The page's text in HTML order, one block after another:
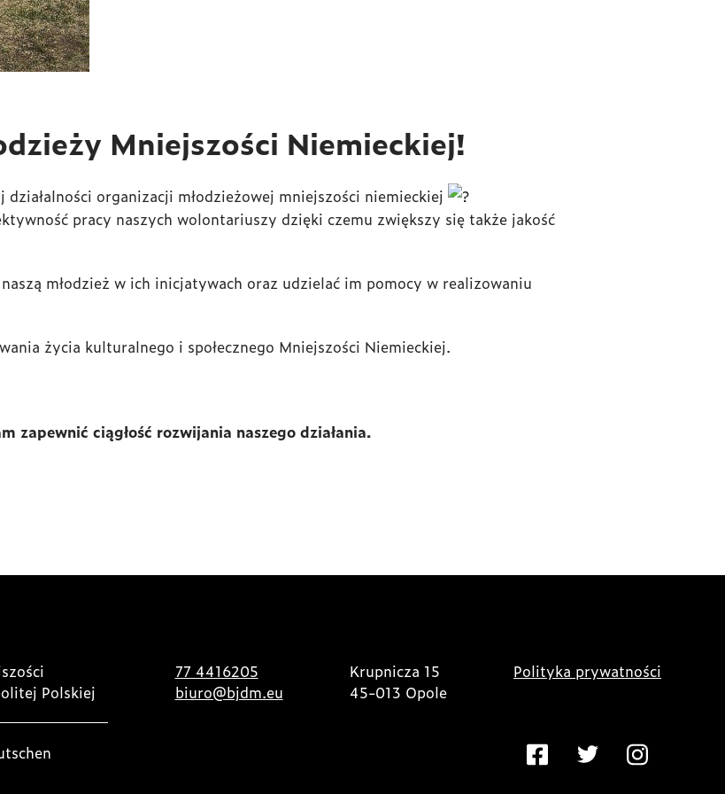
Mniejszości Niemieckiej!
organizacji młodzieżowej mniejszości niemieckiej
pracy naszych wolontariuszy dzięki czemu zwiększy się także jakość
młodzież w ich inicjatywach oraz udzielać im pomocy w realizowaniu
życia kulturalnego i społecznego Mniejszości Niemieckiej.
zapewnić ciągłość rozwijania naszego działania.
Polskiej
77 4416205
biuro@bjdm.eu
Krupnicza 15
45-013 Opole
Polityka prywatności